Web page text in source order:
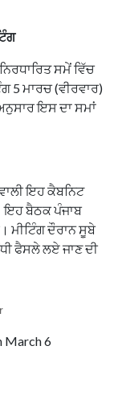
ਸਮੇਂ ਵਿੱਚ
5 ਮਾਰਚ (ਵੀਰਵਾਰ)
ਇਸ ਦਾ ਸਮਾਂ
ਇਹ ਕੈਬਨਿਟ
ਇਹ ਬੈਠਕ ਪੰਜਾਬ
ਮੀਟਿੰਗ ਦੌਰਾਨ ਸੂਬੇ
ਫੈਸਲੇ ਲਏ ਜਾਣ ਦੀ
March 6